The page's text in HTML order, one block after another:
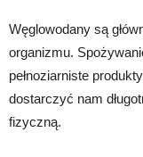
Węglowodany są
organizmu.
pełnoziarniste
dostarczyć nam
fizyczną.